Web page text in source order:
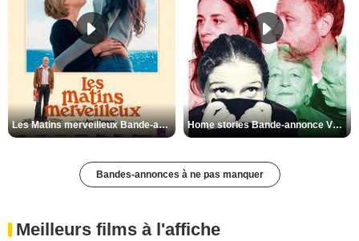
Les Matins merveilleux Bande-annonce VF Home stories Bande-annonce VO STFR
Bandes-annonces à ne pas manquer
Meilleurs films à l'affiche